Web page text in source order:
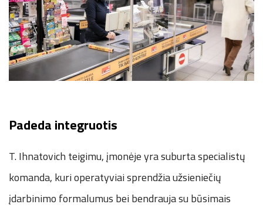
Padeda integruotis
T. Ihnatovich teigimu, įmonėje yra suburta specialistų
komanda, kuri operatyviai sprendžia užsieniečių
įdarbinimo formalumus bei bendrauja su būsimais